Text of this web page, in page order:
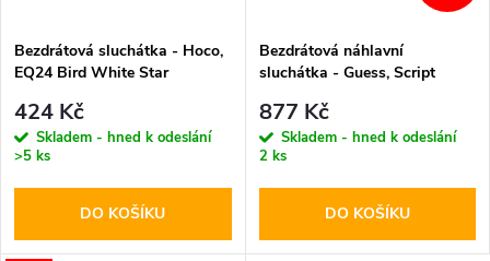
Bezdrátová sluchátka - Hoco,
EQ24 Bird White Star
424 Kč
Skladem - hned k odeslání
>5 ks
DO KOŠÍKU
Bezdrátová náhlavní
sluchátka - Guess, Script
877 Kč
Skladem - hned k odeslání
2 ks
DO KOŠÍKU